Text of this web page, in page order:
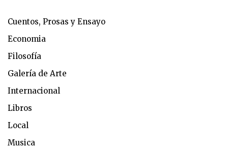
Cuentos, Prosas y Ensayo
Economia
Filosofía
Galería de Arte
Internacional
Libros
Local
Musica